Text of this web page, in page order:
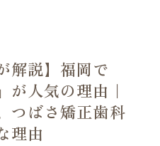
解説】福岡で
が人気の理由｜
つばさ矯正歯科
理由